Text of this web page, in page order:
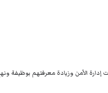
الأمن وزيادة معرفتهم بوظيفة